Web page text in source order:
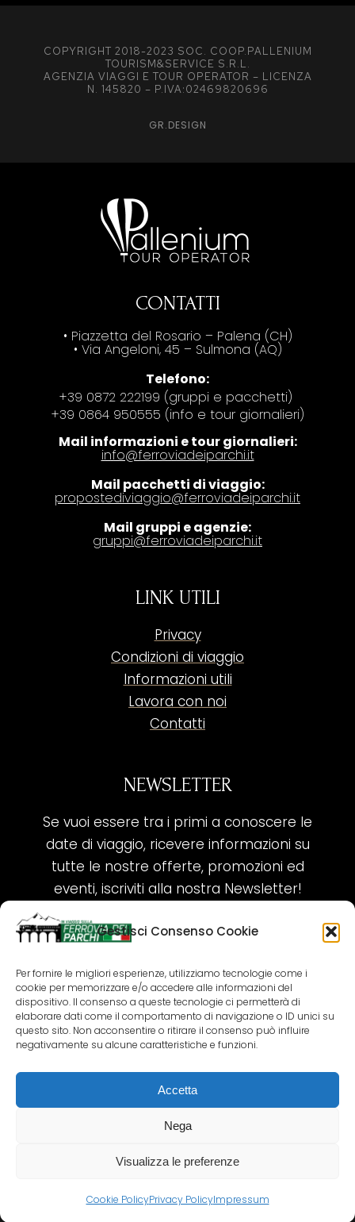
Gestisci Consenso Cookie
Per fornire le migliori esperienze, utilizziamo tecnologie come i
cookie per memorizzare e/o accedere alle informazioni del
dispositivo. Il consenso a queste tecnologie ci permetterà di
elaborare dati come il comportamento di navigazione o ID unici su
questo sito. Non acconsentire o ritirare il consenso può influire
negativamente su alcune caratteristiche e funzioni.
Accetta
Nega
Visualizza le preferenze
Cookie PolicyPrivacy PolicyImpressum
COPYRIGHT 2018-2023 SOC. COOP.PALLENIUM
TOURISM&SERVICE S.R.L.
AGENZIA VIAGGI E TOUR OPERATOR – LICENZA
N. 145820 – P.IVA:02469820696
GR.DESIGN
CONTATTI
• Piazzetta del Rosario – Palena (CH)
• Via Angeloni, 45 – Sulmona (AQ)
Telefono:
+39 0872 222199 (gruppi e pacchetti)
+39 0864 950555 (info e tour giornalieri)
Mail informazioni e tour giornalieri:
info@ferroviadeiparchi.it
Mail pacchetti di viaggio:
propostediviaggio@ferroviadeiparchi.it
Mail gruppi e agenzie:
gruppi@ferroviadeiparchi.it
LINK UTILI
Privacy
Condizioni di viaggio
Informazioni utili
Lavora con noi
Contatti
NEWSLETTER
Se vuoi essere tra i primi a conoscere le
date di viaggio, ricevere informazioni su
tutte le nostre offerte, promozioni ed
eventi, iscriviti alla nostra Newsletter!
ISCRIVITI ORA!
SEGUICI SUI NOSTRI SOCIAL
COPYRIGHT 2018-2025 PALLENIUM TOURISM
SRL
AGENZIA VIAGGI E TOUR OPERATOR – P.IVA: